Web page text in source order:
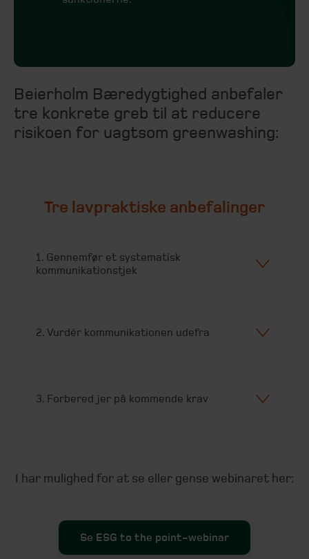
Beierholm Bæredygtighed anbefaler
tre konkrete greb til at reducere
risikoen for uagtsom greenwashing:
Tre lavpraktiske anbefalinger
1. Gennemfør et systematisk
kommunikationstjek
2. Vurdér kommunikationen udefra
3. Forbered jer på kommende krav
I har mulighed for at se eller gense webinaret her:
Se ESG to the point-webinar